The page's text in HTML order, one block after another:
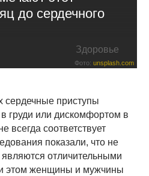
до сердечного
Здоровье
Фото: unsplash.com
сердечные приступы
груди или дискомфортом в
всегда соответствует
показали, что не
отличительными
этом женщины и мужчины